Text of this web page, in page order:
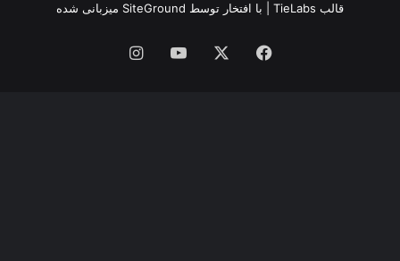
قالب TieLabs
| با افتخار توسط SiteGround میزبانی شده
فیس یوتیوب